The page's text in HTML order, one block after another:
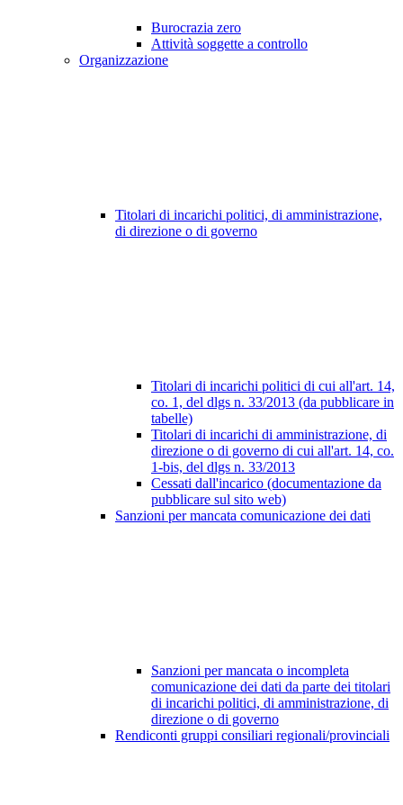
Burocrazia zero
Attività soggette a controllo
Organizzazione
Titolari di incarichi politici, di amministrazione,
di direzione o di governo
Titolari di incarichi politici di cui all'art. 14,
co. 1, del dlgs n. 33/2013 (da pubblicare in
tabelle)
Titolari di incarichi di amministrazione, di
direzione o di governo di cui all'art. 14, co.
1-bis, del dlgs n. 33/2013
Cessati dall'incarico (documentazione da
pubblicare sul sito web)
Sanzioni per mancata comunicazione dei dati
Sanzioni per mancata o incompleta
comunicazione dei dati da parte dei titolari
di incarichi politici, di amministrazione, di
direzione o di governo
Rendiconti gruppi consiliari regionali/provinciali